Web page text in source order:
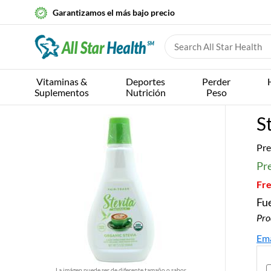
Garantizamos el más bajo precio
Vitaminas &
Suplementos
Deportes
Nutrición
Perder
Peso